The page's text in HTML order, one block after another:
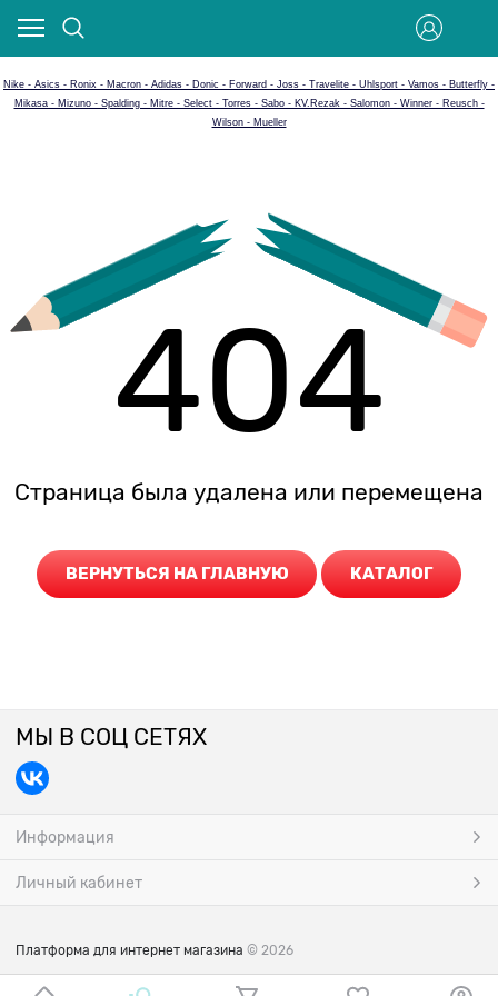
Nike - Asics - Ronix - Macron - Adidas - Donic - Forward - Joss - Travelite - Uhlsport - Vamos - Butterfly -
Mikasa - Mizuno - Spalding - Mitre - Select - Torres - Sabo - KV.Rezak - Salomon - Winner - Reusch -
Wilson - Mueller
404
Страница была удалена или перемещена
ВЕРНУТЬСЯ НА ГЛАВНУЮ КАТАЛОГ
МЫ В СОЦ СЕТЯХ
Информация
Личный кабинет
Платформа для интернет магазина © 2026